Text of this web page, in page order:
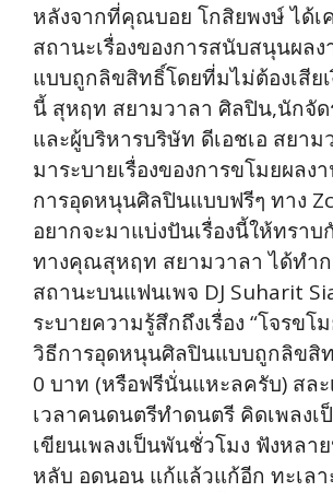
หลังจากที่คุณบอย โกสิยพงษ์ ได้เ
สถานะเรื่องของการสนับสนุนผล
แบบถูกลิขสิทธิ์โดยที่มไม่ต้องเสีย
นี้ สุหฤท สยามวาลา ศิลปิน,นักจัด
และผู้บริหารบริษัท ดีเอชเอ สยาม
มาระบายเรื่องของการขโมยผลง
การอุดหนุนศิลปินแบบฟรีๆ ทาง
อยากจะมาแบ่งปันเรื่องนี้ให้ทรา
ทางคุณสุหฤท สยามวาลา ได้ทำ
สถานะบนแฟนเพจ DJ Suharit
ระบายความรู้สึกถึงเรื่อง “โจรขโ
วิธีการอุดหนุนศิลปินแบบถูกลิขสิ
0 บาท (หรือฟรีนั่นแหะลครับ) สล
เวลาคนดนตรีทำดนตรี คิดเพลงเ
เขียนเพลงเป็นพันชั่วโมง ฟังหลา
หลับ อดนอน แก้แล้วแก้อีก ทะเล